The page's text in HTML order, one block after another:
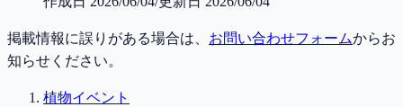
掲載情報に誤りがある場合は、 お問い合わせフォームからお
知らせください。
植物イベント